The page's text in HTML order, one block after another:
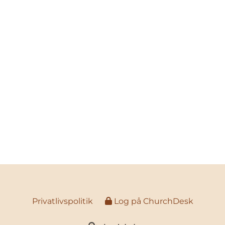
Privatlivspolitik Log på ChurchDesk